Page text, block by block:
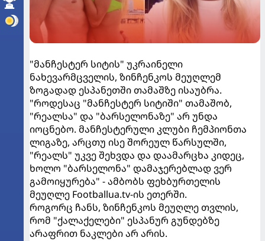
"მანჩესტერ სიტის" უკრაინელი
ნახევარმცველის, ზინჩენკოს მეუღლემ
ზოგადად ესპანეთში თამაშზე ისაუბრა.
"როდესაც "მანჩესტერ სიტიში" თამაშობ,
"რეალსა" და "ბარსელონაზე" არ უნდა
იოცნებო. მანჩესტერული კლუბი ჩემპიონთა
ლიგაზე, არცთუ ისე შორეულ წარსულში,
"რეალს" უკვე შეხვდა და დაამარცხა კიდეც,
ხოლო "ბარსელონა" დამაჯერებლად ვერ
გამოიყურება" - ამბობს ფეხბურთელის
მეუღლე Footballua.tv-ის ეთერში.
როგორც ჩანს, ზინჩენკოს მეუღლე თვლის,
რომ "ქალაქელები" ესპანურ გუნდებზე
არაფრით ნაკლები არ არის.